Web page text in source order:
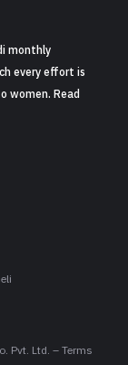
monthly
every effort is
women. Read
Pvt. Ltd. – Terms